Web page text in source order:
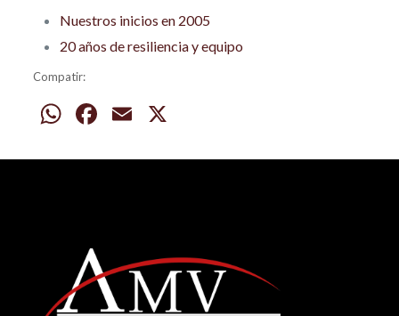
Nuestros inicios en 2005
20 años de resiliencia y equipo
Compatir:
WhatsApp
Facebook
Email